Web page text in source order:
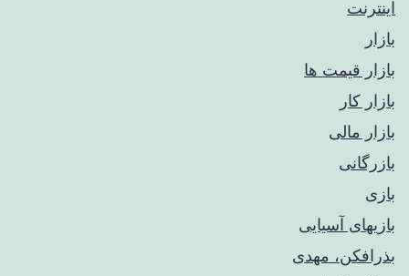
اینترنت
بازار
بازار قیمت ها
بازار کار
بازار مالی
بازرگانی
بازی
بازیهای آسیایی
بذرافکن، مهدی